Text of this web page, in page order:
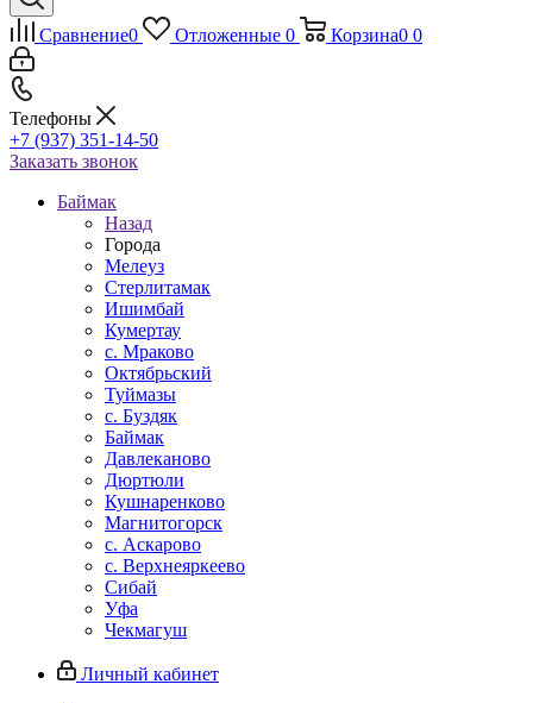
Сравнение0 Отложенные 0 Корзина0 0
Телефоны
+7 (937) 351-14-50
Заказать звонок
Баймак
Назад
Города
Мелеуз
Стерлитамак
Ишимбай
Кумертау
c. Мраково
Октябрьский
Туймазы
c. Буздяк
Баймак
Давлеканово
Дюртюли
Кушнаренково
Магнитогорск
с. Аскарово
с. Верхнеяркеево
Сибай
Уфа
Чекмагуш
Личный кабинет